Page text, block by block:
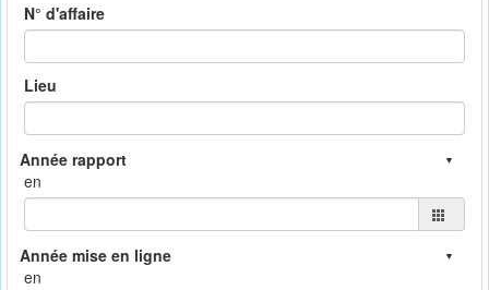
N° d'affaire
Lieu
en
en